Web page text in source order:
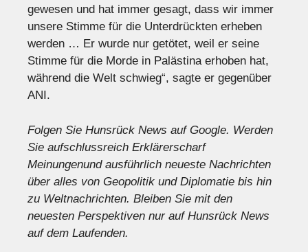
gewesen und hat immer gesagt, dass wir immer
unsere Stimme für die Unterdrückten erheben
werden … Er wurde nur getötet, weil er seine
Stimme für die Morde in Palästina erhoben hat,
während die Welt schwieg“, sagte er gegenüber
ANI.
Folgen Sie Hunsrück News auf Google. Werden
Sie aufschlussreich Erklärerscharf
Meinungenund ausführlich neueste Nachrichten
über alles von Geopolitik und Diplomatie bis hin
zu Weltnachrichten. Bleiben Sie mit den
neuesten Perspektiven nur auf Hunsrück News
auf dem Laufenden.